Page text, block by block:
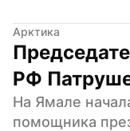
Арктика
РФ
На Ямале
помощника